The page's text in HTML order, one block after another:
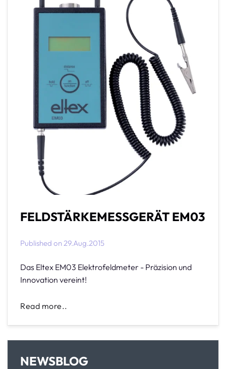
FELDSTÄRKEMESSGERÄT EM03
Published on29.Aug.2015
Das Eltex EM03 Elektrofeldmeter - Präzision und
Innovation vereint!
Read more..
NEWSBLOG